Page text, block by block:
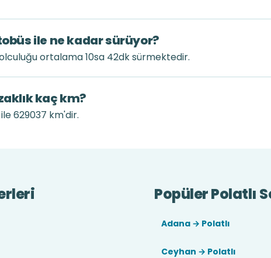
ile ne kadar sürüyor?
ortalama 10sa 42dk sürmektedir.
kaç km?
629037 km'dir.
Popüler Polatlı
Adana → Polatlı
Ceyhan → Polatlı